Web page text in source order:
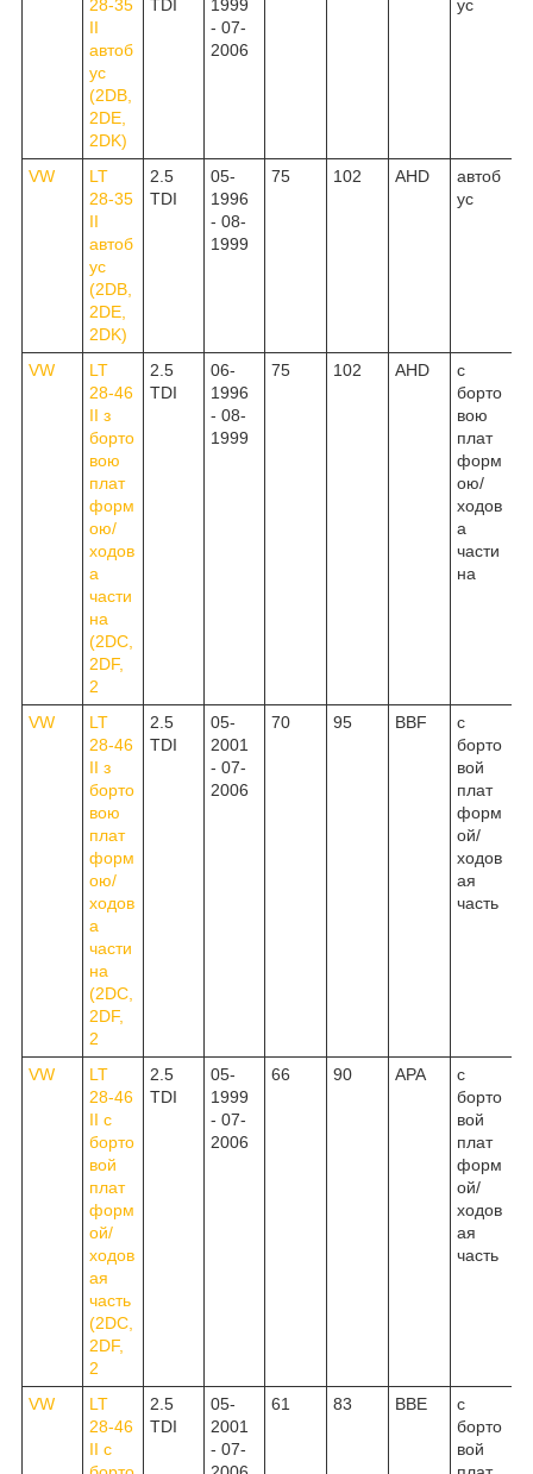
28-35
II
автоб
ус
(2DB,
2DE,
2DK)
TDI
1999
- 07-
2006
ус
VW
LT
28-35
II
автоб
ус
(2DB,
2DE,
2DK)
2.5
TDI
05-
1996
- 08-
1999
75 102 AHD
автоб
ус
VW
LT
28-46
II з
борто
вою
плат
форм
ою/
ходов
а
части
на
(2DC,
2DF,
2
2.5
TDI
06-
1996
- 08-
1999
75 102 AHD
c
борто
вою
плат
форм
ою/
ходов
а
части
на
VW
LT
28-46
II з
борто
вою
плат
форм
ою/
ходов
а
части
на
(2DC,
2DF,
2
2.5
TDI
05-
2001
- 07-
2006
70 95 BBF
c
борто
вой
плат
форм
ой/
ходов
ая
часть
VW
LT
28-46
II c
борто
вой
плат
форм
ой/
ходов
ая
часть
(2DC,
2DF,
2
2.5
TDI
05-
1999
- 07-
2006
66 90 APA
c
борто
вой
плат
форм
ой/
ходов
ая
часть
VW
LT
28-46
II c
2.5
TDI
05-
2001
- 07-
61 83 BBE
c
борто
вой